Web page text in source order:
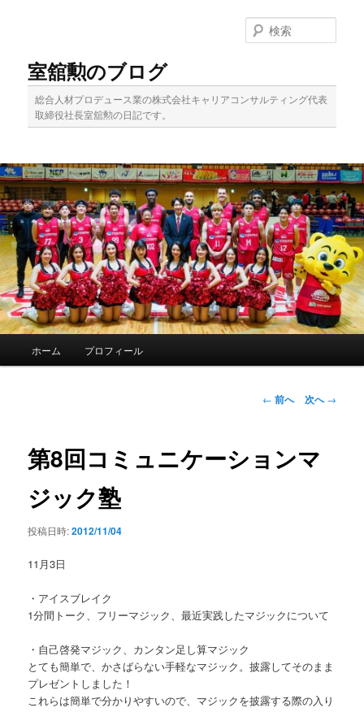
移
動
室舘勲のブログ
総合人材プロデュース業の株式会社キャリアコンサルティング代表
取締役社長室舘勲の日記です。
索
ホーム プロフィール
投
ゲ
← 前へ 次へ→
第8回コミュニケーションマ
ジック塾
投稿日時:2012/11/04
11月3日
・アイスブレイク
1分間トーク、フリーマジック、最近実践したマジックについて
・自己啓発マジック、カンタン足し算マジック
とても簡単で、かさばらない手軽なマジック。披露してそのまま
プレゼントしました！
これらは簡単で分かりやすいので、マジックを披露する際の入り